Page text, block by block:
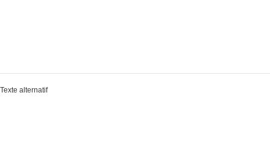
Texte alternatif